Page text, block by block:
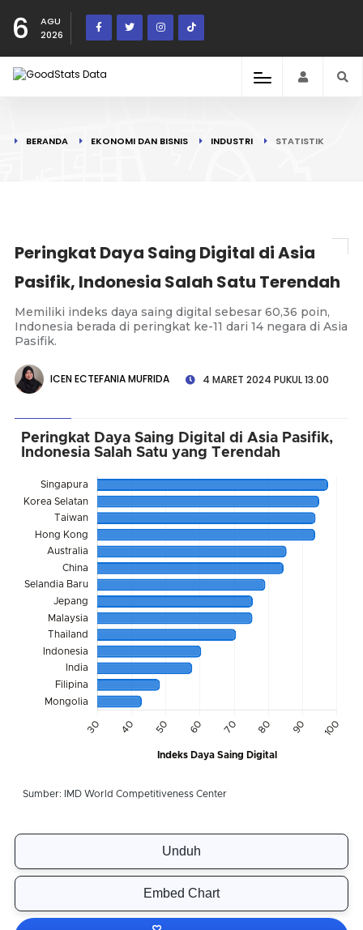
6
AGU
2026
BERANDA EKONOMI DAN BISNIS INDUSTRI STATISTIK
Peringkat Daya Saing Digital di Asia
Pasifik, Indonesia Salah Satu Terendah
Memiliki indeks daya saing digital sebesar 60,36 poin,
Indonesia berada di peringkat ke-11 dari 14 negara di Asia
Pasifik.
ICEN ECTEFANIA MUFRIDA 4 MARET 2024 PUKUL 13.00
Peringkat Daya Saing Digital di Asia Pasifik,
Indonesia Salah Satu yang Terendah
Unduh
Embed Chart